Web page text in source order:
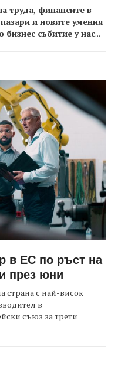
труда, финансите в
и новите умения
бизнес събитие у нас...
в ЕС по ръст на
през юни
страна с най-висок
в
съюз за трети